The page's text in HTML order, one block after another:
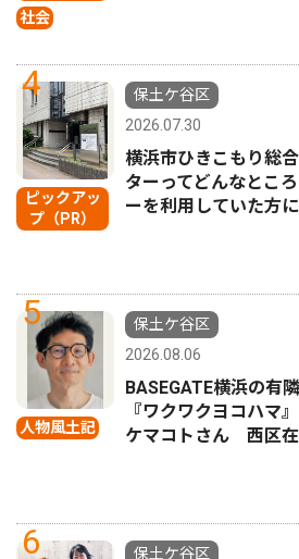
社会
4
ピックアッ
プ（PR）
保土ケ谷区
2026.07.30
横浜市ひきこもり総
ターってどんなとこ
ーを利用していた方
5
人物風土記
保土ケ谷区
2026.08.06
BASEGATE横浜の有
『ワクワクヨコハマ
ケマコトさん 西区
6 保土ケ谷区